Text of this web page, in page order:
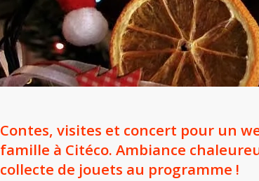
Contes, visites et concert pour un
famille à Citéco. Ambiance
collecte de jouets au programme !